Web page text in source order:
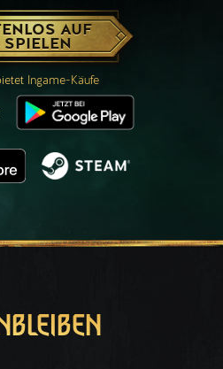
AUF
SPIELEN
Ingame-Käufe